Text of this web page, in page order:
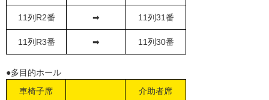
11列R2番 ➡ 11列31番
11列R3番 ➡ 11列30番
●多目的ホール
車椅子席
介助者席